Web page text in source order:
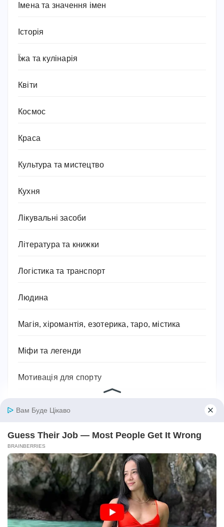
Імена та значення імен
Історія
Їжа та кулінарія
Квіти
Космос
Краса
Культура та мистецтво
Кухня
Лікувальні засоби
Література та книжки
Логістика та транспорт
Людина
Магія, хіромантія, езотерика, таро, містика
Міфи та легенди
Мотивація для спорту
Навчання
Напої
Наука та природа
Новини